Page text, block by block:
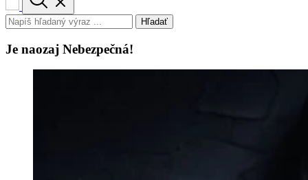
Hľadať
Je naozaj Nebezpečná!